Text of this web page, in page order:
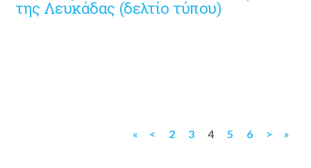
της Λευκάδας (δελτίο τύπου)
« < 2 3 4 5 6 > »